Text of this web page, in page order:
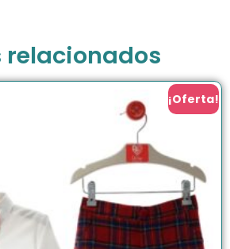
relacionados
¡Oferta!